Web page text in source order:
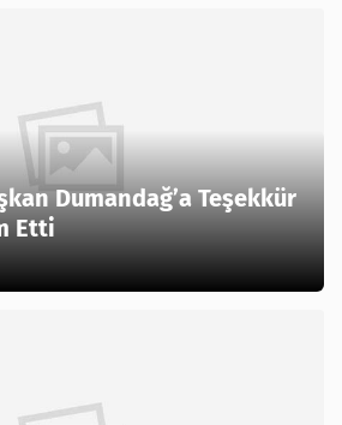
Dumandağ’a Teşekkür
Etti